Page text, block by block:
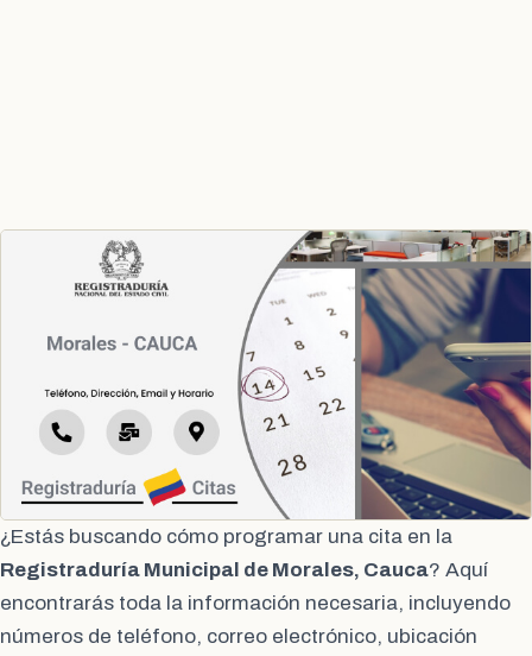
¿Estás buscando cómo programar una cita en la
Registraduría Municipal de Morales, Cauca? Aquí
encontrarás toda la información necesaria, incluyendo
números de teléfono, correo electrónico, ubicación